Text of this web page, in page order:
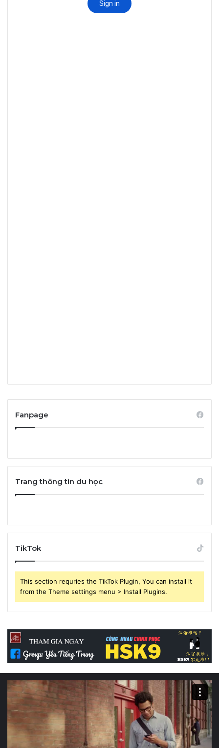
Fanpage
Trang thông tin du học
TikTok
This section requries the TikTok Plugin, You can install it
from the Theme settings menu > Install Plugins.